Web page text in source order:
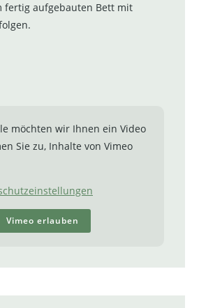
fertig aufgebauten Bett mit
möchten wir Ihnen ein Video
Sie zu, Inhalte von Vimeo
Vimeo erlauben